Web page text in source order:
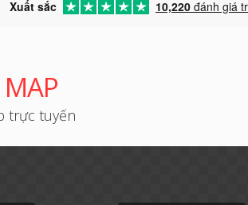
Xuất sắc 10,220 đánh giá
trực tuyến